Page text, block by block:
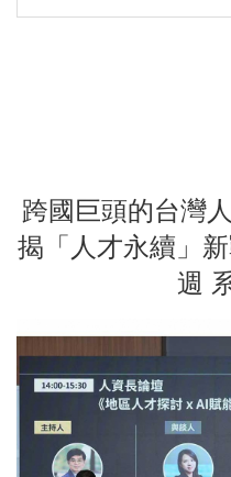
跨國巨頭的台灣
揭「人才永續」
週